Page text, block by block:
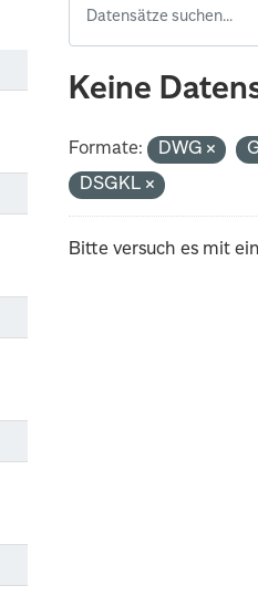
Keine
Formate: DWG
DSGKL
Bitte versuch es mit